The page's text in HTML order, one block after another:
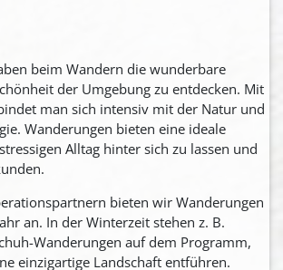
beim Wandern die wunderbare
der Umgebung zu entdecken. Mit
man sich intensiv mit der Natur und
Wanderungen bieten eine ideale
Alltag hinter sich zu lassen und
bieten wir Wanderungen
an. In der Winterzeit stehen z. B.
Wanderungen auf dem Programm,
einzigartige Landschaft entführen.